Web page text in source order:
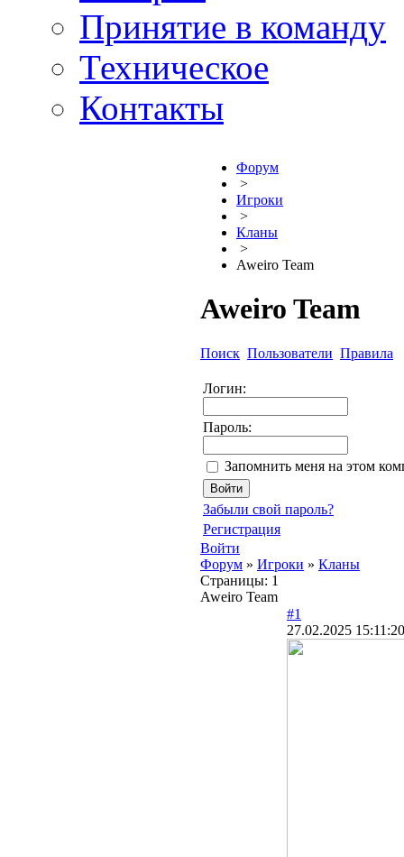
Принятие в команду
Техническое
Контакты
Форум
>
Игроки
>
Кланы
>
Aweiro Team
Aweiro Team
Поиск Пользователи Правила
Логин:
Пароль:
Запомнить меня на этом
Забыли свой пароль?
Регистрация
Войти
Форум » Игроки » Кланы
Страницы: 1
Aweiro Team
#1
27.02.2025 15:11:20